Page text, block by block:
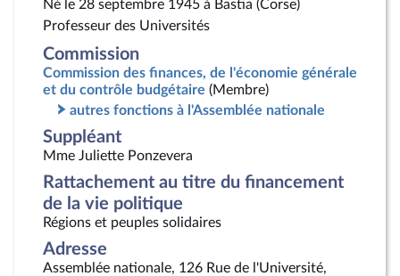
Né le 28 septembre 1945 à Bastia (Corse)
Professeur des Universités
Commission
Commission des finances, de l'économie générale
et du contrôle budgétaire (Membre)
autres fonctions à l'Assemblée nationale
Suppléant
Mme Juliette Ponzevera
Rattachement au titre du financement
de la vie politique
Régions et peuples solidaires
Adresse
Assemblée nationale, 126 Rue de l'Université,